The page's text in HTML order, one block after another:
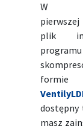
W
plik
formie
dostępny
masz